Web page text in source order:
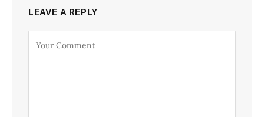
LEAVE A REPLY